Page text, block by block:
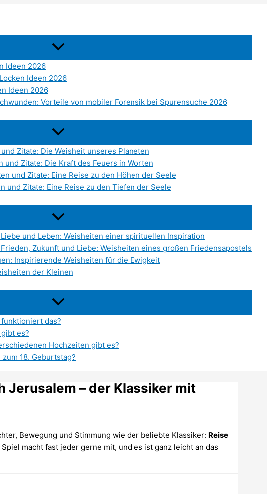
Ideen 2026
Ideen 2026
Ideen 2026
Vorteile von mobiler Forensik bei Spurensuche 2026
Zitate: Die Weisheit unseres Planeten
und Zitate: Die Kraft des Feuers in Worten
und Zitate: Eine Reise zu den Höhen der Seele
und Zitate: Eine Reise zu den Tiefen der Seele
Liebe und Leben: Weisheiten einer spirituellen Inspiration
Zukunft und Liebe: Weisheiten eines großen Friedensapostels
Inspirierende Weisheiten für die Ewigkeit
der Kleinen
das?
es?
Hochzeiten gibt es?
18. Geburtstag?
Jerusalem – der Klassiker mit
Bewegung und Stimmung wie der beliebte Klassiker: Reise
macht fast jeder gerne mit, und es ist ganz leicht an das